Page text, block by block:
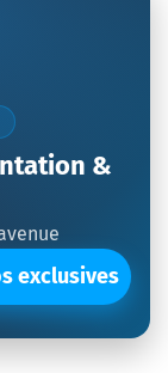
&
exclusives